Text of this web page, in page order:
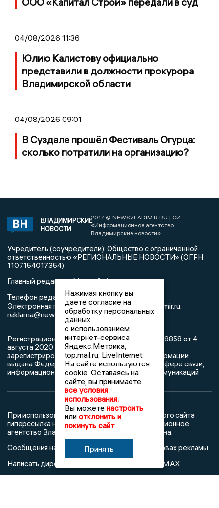
04/08/2026 11:36
Юлию Калистову официально
представили в должности прокурора
Владимирской области
04/08/2026 09:01
В Суздале прошёл Фестиваль Огурца:
сколько потратили на организацию?
ВЛАДИМИРСКИЕ
НОВОСТИ
2017 © NEWSVLADIMIR.RU | СИ
«Информационное агентство
Владимирские новости»
Учредитель (соучредители): Общество с ограниченной
ответственностью «РЕГИОНАЛЬНЫЕ НОВОСТИ» (ОГРН
1107154017354)
Главный редактор: Мазов С. А.
Телефон редакции:8 (4922) 666916
Электронная почта редакции:info@newsvladimir.ru
reklama@newsvladimir.ru
Регистрационный номер: серия Эл № ФС77-78858 от 4
августа 2020 г. согласно выписке из реестра
зарегистрированных средств массовой информации
выдана Федеральной службой по надзору в сфере связи,
информационных технологий и массовых коммуникаций
При использовании любого материала с данного сайта
гиперссылка на Сетевое издание «Информационное
агентство Владимирские новости» обязательна.
Сообщения на сером фоне размещены на правах рекламы
Написать директору в телеграм
MAX
Нажимая кнопку вы
даете согласие на
обработку персональных
данных
с использованием
интернет-сервиса
Яндекс.Метрика,
top.mail.ru, LiveInternet.
На сайте используются
cookie. Оставаясь на
сайте, вы принимаете
все условия
использования.
Вы можете настроить
или отклонить и
покинуть сайт
Принять